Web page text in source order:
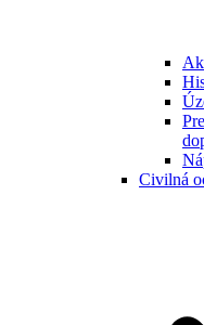
Civilná